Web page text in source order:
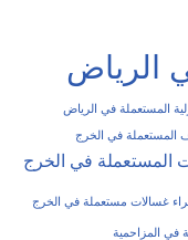
الرياض
المستعملة في الرياض
المستعملة في الخرج
المستعملة في الخرج
غسالات مستعملة في الخرج
في المزاحمية